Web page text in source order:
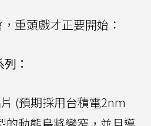
重頭戲才正要開始：
：
(預期採用台積電2nm